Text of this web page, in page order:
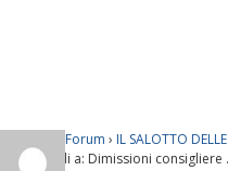
Forum › IL SALOTTO
Rispondi a: Dimissioni consigliere .